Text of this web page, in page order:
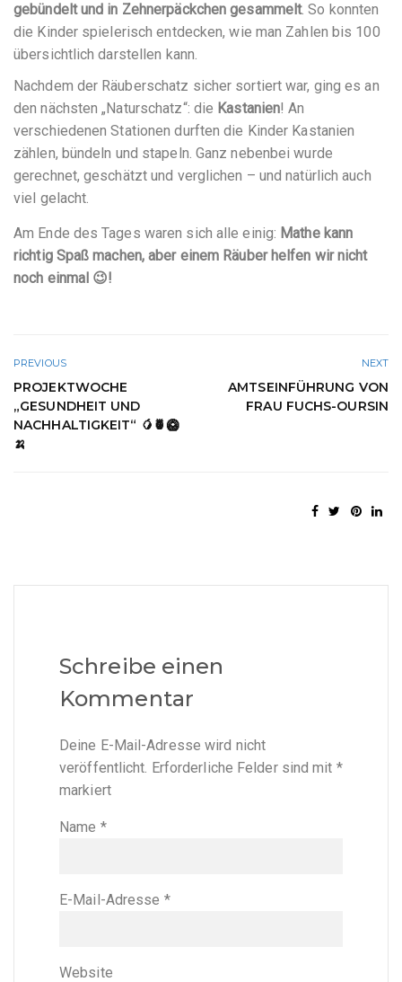
gebündelt und in Zehnerpäckchen gesammelt. So konnten
die Kinder spielerisch entdecken, wie man Zahlen bis 100
übersichtlich darstellen kann.
Nachdem der Räuberschatz sicher sortiert war, ging es an
den nächsten „Naturschatz“: die Kastanien! An
verschiedenen Stationen durften die Kinder Kastanien
zählen, bündeln und stapeln. Ganz nebenbei wurde
gerechnet, geschätzt und verglichen – und natürlich auch
viel gelacht.
Am Ende des Tages waren sich alle einig: Mathe kann
richtig Spaß machen, aber einem Räuber helfen wir nicht
noch einmal 😉!
PREVIOUS
PROJEKTWOCHE
„GESUNDHEIT UND
NACHHALTIGKEIT“ 🥭🍍🥝
🍌
NEXT
AMTSEINFÜHRUNG VON
FRAU FUCHS-OURSIN
Schreibe einen
Kommentar
Deine E-Mail-Adresse wird nicht
veröffentlicht. Erforderliche Felder sind mit *
markiert
Name *
E-Mail-Adresse *
Website